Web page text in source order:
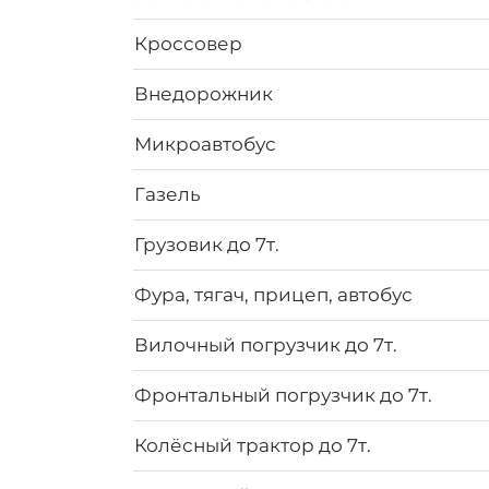
Кроссовер
Внедорожник
Микроавтобус
Газель
Грузовик до 7т.
Фура, тягач, прицеп, автобус
Вилочный погрузчик до 7т.
Фронтальный погрузчик до 7т.
Колёсный трактор до 7т.